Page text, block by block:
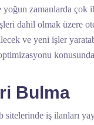
zamanlarda çok
dahil olmak üzere
ve yeni işler
Bulma
iş ilanları